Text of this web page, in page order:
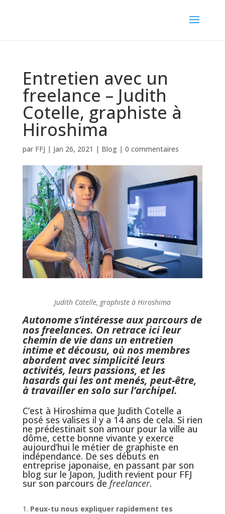
Entretien avec un
freelance – Judith
Cotelle, graphiste à
Hiroshima
par FFJ | Jan 26, 2021 | Blog| 0 commentaires
Judith Cotelle, graphiste à Hiroshima
Autonome s’intéresse aux parcours de
nos freelances. On retrace ici leur
chemin de vie dans un entretien
intime et décousu, où nos membres
abordent avec simplicité leurs
activités, leurs passions, et les
hasards qui les ont menés, peut-être,
à travailler en solo sur l’archipel.
C’est à Hiroshima que Judith Cotelle a
posé ses valises il y a 14 ans de cela. Si rien
ne prédestinait son amour pour la ville au
dôme, cette bonne vivante y exerce
aujourd’hui le métier de graphiste en
indépendance. De ses débuts en
entreprise japonaise, en passant par son
blog sur le Japon, Judith revient pour FFJ
sur son parcours de freelancer.
Peux-tu nous expliquer rapidement tes